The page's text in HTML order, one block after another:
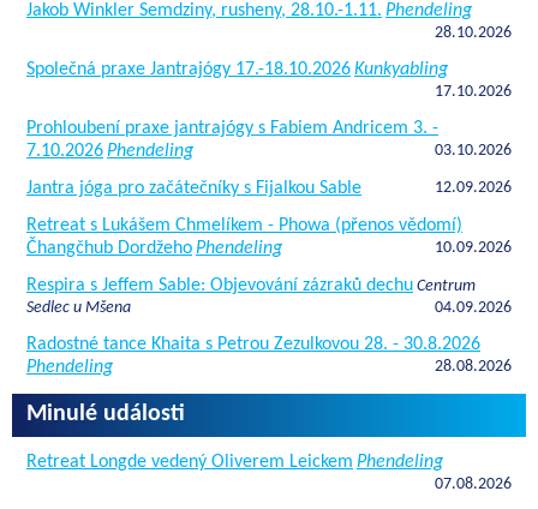
Jakob Winkler Semdziny, rusheny, 28.10.-1.11. Phendeling
28.10.2026
Společná praxe Jantrajógy 17.-18.10.2026Kunkyabling
17.10.2026
Prohloubení praxe jantrajógy s Fabiem Andricem 3. -
7.10.2026Phendeling 03.10.2026
Jantra jóga pro začátečníky s Fijalkou Sable 12.09.2026
Retreat s Lukášem Chmelíkem - Phowa (přenos vědomí)
Čhangčhub DordžehoPhendeling 10.09.2026
Respira s Jeffem Sable: Objevování zázraků dechu Centrum
Sedlec u Mšena
04.09.2026
Radostné tance Khaita s Petrou Zezulkovou 28. - 30.8.2026
Phendeling
28.08.2026
Minulé události
Retreat Longde vedený Oliverem Leickem Phendeling
07.08.2026